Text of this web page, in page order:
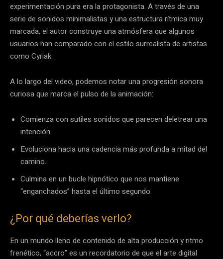
experimentación pura era la protagonista. A través de una
serie de sonidos minimalistas y una estructura rítmica muy
marcada, el autor construye una atmósfera que algunos
usuarios han comparado con el estilo surrealista de artistas
como Cyriak.
A lo largo del video, podemos notar una progresión sonora
curiosa que marca el pulso de la animación:
Comienza con sutiles sonidos que parecen deletrear una
intención.
Evoluciona hacia una cadencia más profunda a mitad del
camino.
Culmina en un bucle hipnótico que nos mantiene
“enganchados” hasta el último segundo.
¿Por qué deberías verlo?
En un mundo lleno de contenido de alta producción y ritmo
frenético, “accro” es un recordatorio de que el arte digital